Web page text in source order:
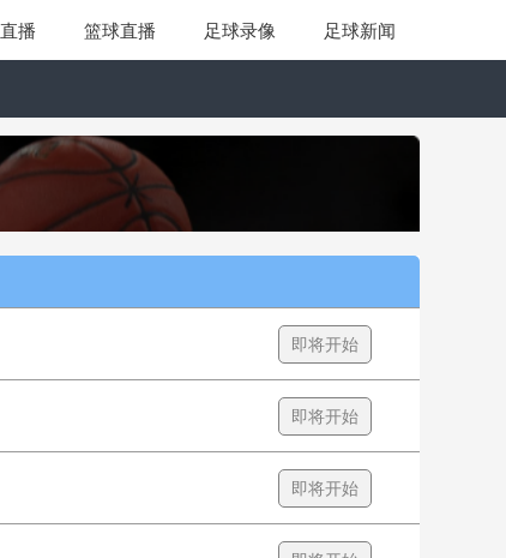
播 篮球直播 足球录像 足球新闻
即将开始
即将开始
即将开始